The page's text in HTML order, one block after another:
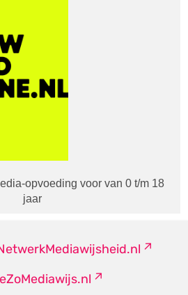
opvoeding voor van 0 t/m 18
jaar